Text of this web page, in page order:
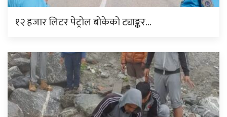
१२ हजार लिटर पेट्रोल बोकेको ट्याङ्कर…